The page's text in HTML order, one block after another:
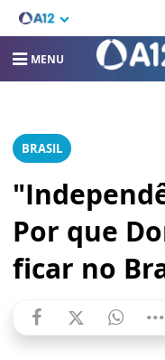
MENU
BRASIL
Por que
ficar no